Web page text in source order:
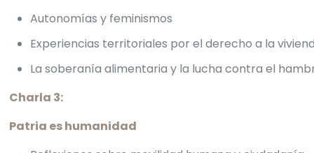
Autonomías y feminismos
Experiencias territoriales por el derecho a la
La soberanía alimentaria y la lucha contra el
Charla 3:
Patria es humanidad